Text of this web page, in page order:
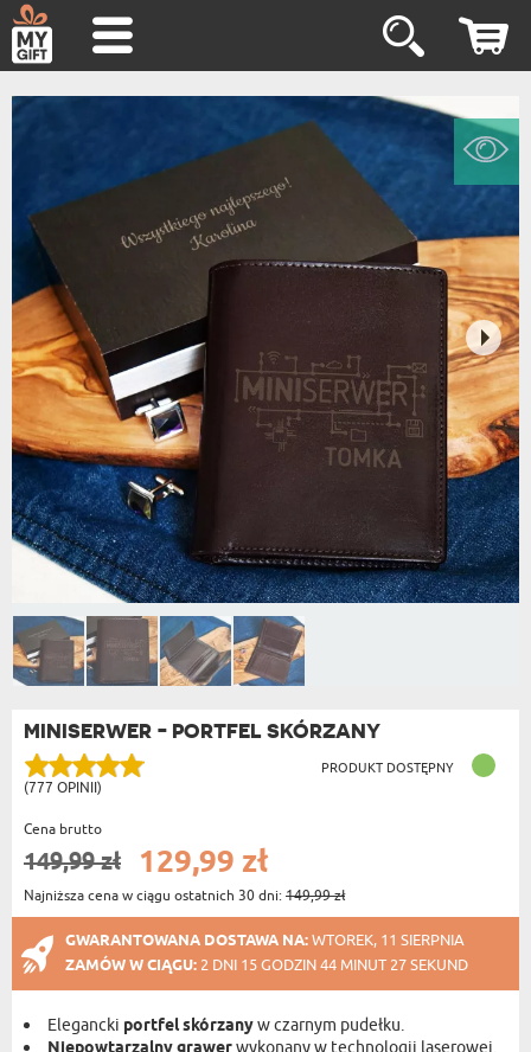
MINISERWER - PORTFEL SKÓRZANY
(777 OPINII)
PRODUKT DOSTĘPNY
Cena brutto
149,99 zł 129,99 zł
Najniższa cena w ciągu ostatnich 30 dni:149,99 zł
GWARANTOWANA DOSTAWA NA:WTOREK, 11 SIERPNIA
ZAMÓW W CIĄGU: 2 DNI 15 GODZIN 44 MINUT 26 SEKUND
Elegancki portfel skórzanyw czarnym pudełku.
wykonany w technologii laserowej.